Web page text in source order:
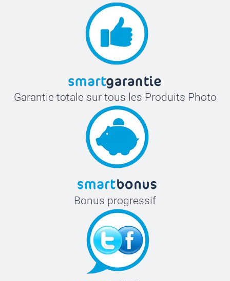
Garantie totale sur tous les Produits Photo
Bonus progressif